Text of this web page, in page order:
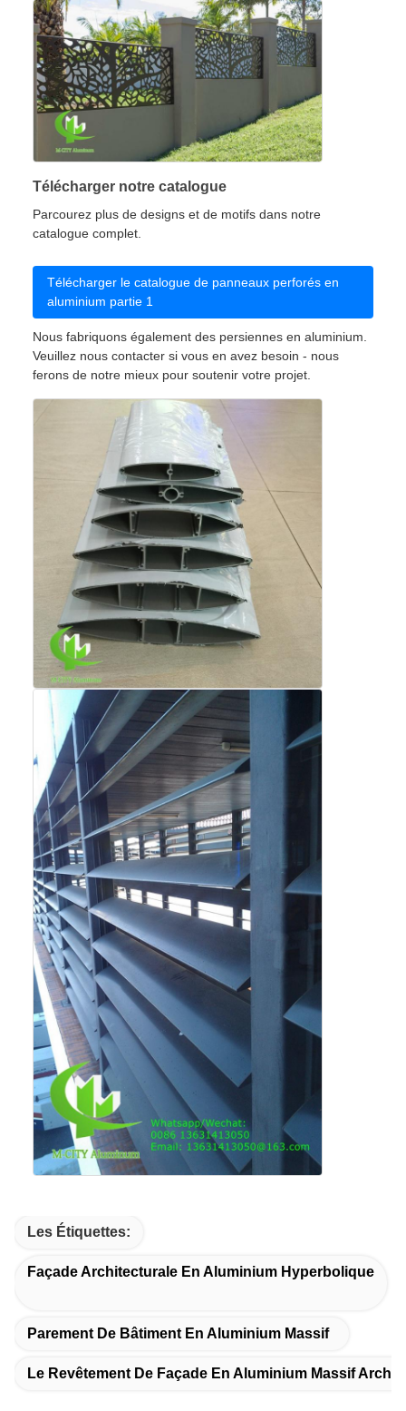
Télécharger notre catalogue
Parcourez plus de designs et de motifs dans notre
catalogue complet.
Télécharger le catalogue de panneaux perforés en
aluminium partie 1
Nous fabriquons également des persiennes en aluminium.
Veuillez nous contacter si vous en avez besoin - nous
ferons de notre mieux pour soutenir votre projet.
Les Étiquettes:
Façade Architecturale En Aluminium Hyperbolique
Parement De Bâtiment En Aluminium Massif
Le Revêtement De Façade En Aluminium Massif